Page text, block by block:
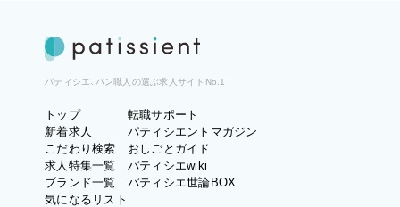
パティシエ、パン職人の選ぶ求人サイトNo.1
トップ
新着求人
こだわり検索
求人特集一覧
ブランド一覧
気になるリスト
転職サポート
パティシエントマガジン
おしごとガイド
パティシエwiki
パティシエ世論BOX